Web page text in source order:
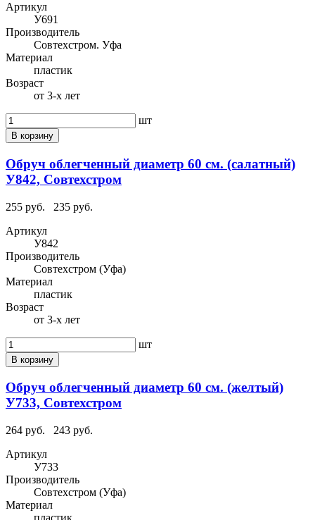
Артикул
У691
Производитель
Совтехстром. Уфа
Материал
пластик
Возраст
от 3-х лет
шт
В корзину
Обруч облегченный диаметр 60 см. (салатный)
У842, Совтехстром
255 руб.
235 руб.
Артикул
У842
Производитель
Совтехстром (Уфа)
Материал
пластик
Возраст
от 3-х лет
шт
В корзину
Обруч облегченный диаметр 60 см. (желтый)
У733, Совтехстром
264 руб.
243 руб.
Артикул
У733
Производитель
Совтехстром (Уфа)
Материал
пластик